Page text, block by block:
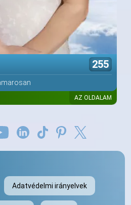
255
AZ OLDALAM
Adatvédelmi irányelvek